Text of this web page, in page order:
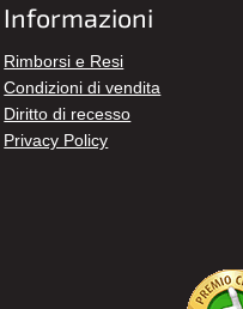
Informazioni
Rimborsi e Resi
Condizioni di vendita
Diritto di recesso
Privacy Policy